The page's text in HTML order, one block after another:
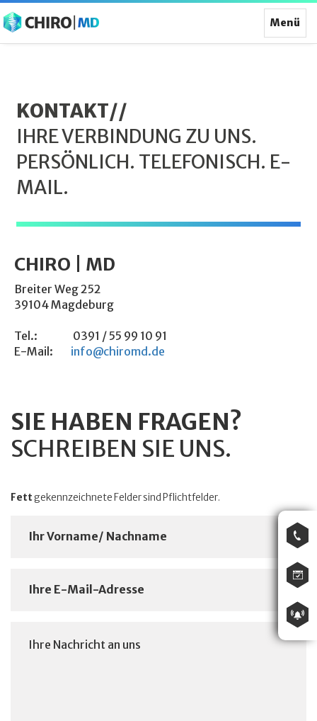
Toggle
Menü
KONTAKT//
IHRE VERBINDUNG ZU UNS.
PERSÖNLICH. TELEFONISCH. E-
MAIL.
CHIRO | MD
Breiter Weg 252
39104 Magdeburg
Tel.:
0391 / 55 99 10 91
E-Mail:
info@chiromd.de
SIE HABEN FRAGEN?
SCHREIBEN SIE UNS.
Fettgekennzeichnete Felder sind Pflichtfelder.